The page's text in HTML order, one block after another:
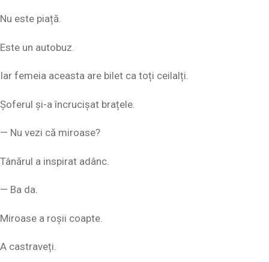
Nu este piață.
Este un autobuz.
Iar femeia aceasta are bilet ca toți ceilalți.
Șoferul și-a încrucișat brațele.
— Nu vezi că miroase?
Tânărul a inspirat adânc.
— Ba da.
Miroase a roșii coapte.
A castraveți.